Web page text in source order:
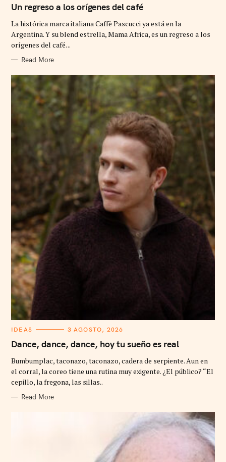
T
E
O
R
I
E
Un regreso a los orígenes del café
La histórica marca italiana Caffè Pascucci ya está en la
Argentina. Y su blend estrella, Mama Africa, es un regreso a los
orígenes del café. ..
Read More
C
T
E
O
R
I
E
IDEAS 3 AGOSTO, 2026
Dance, dance, dance, hoy tu sueño es real
Bumbumplac, taconazo, taconazo, cadera de serpiente. Aun en
el corral, la coreo tiene una rutina muy exigente. ¿El público? “El
cepillo, la fregona, las sillas..
Read More